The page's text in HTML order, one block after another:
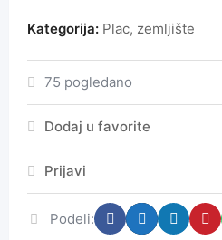
Kategorija: Plac, zemljište
75 pogledano
Dodaj u favorite
Prijavi
Podeli: